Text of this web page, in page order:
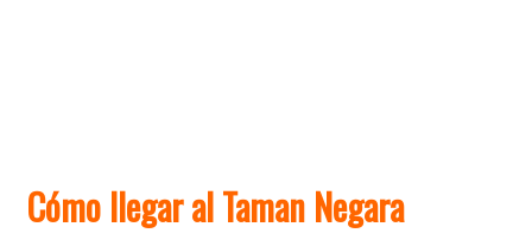
Cómo llegar al Taman Negara